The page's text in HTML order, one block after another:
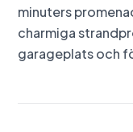
minuters
charmiga
garageplats och